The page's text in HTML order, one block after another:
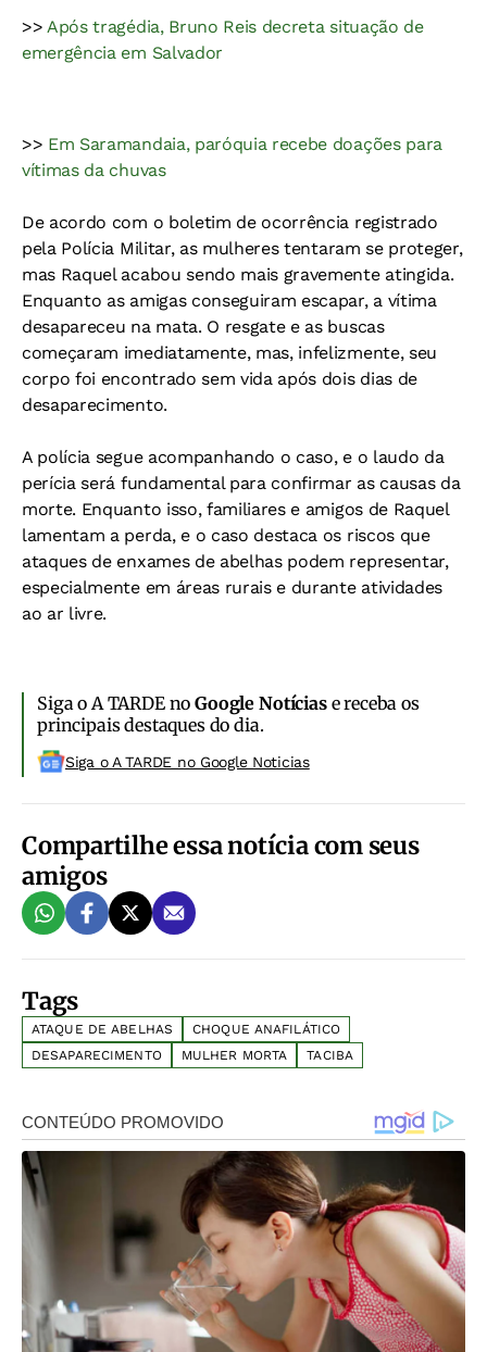
>> Após tragédia, Bruno Reis decreta situação de
emergência em Salvador
>> Em Saramandaia, paróquia recebe doações para
vítimas da chuvas
De acordo com o boletim de ocorrência registrado
pela Polícia Militar, as mulheres tentaram se proteger,
mas Raquel acabou sendo mais gravemente atingida.
Enquanto as amigas conseguiram escapar, a vítima
desapareceu na mata. O resgate e as buscas
começaram imediatamente, mas, infelizmente, seu
corpo foi encontrado sem vida após dois dias de
desaparecimento.
A polícia segue acompanhando o caso, e o laudo da
perícia será fundamental para confirmar as causas da
morte. Enquanto isso, familiares e amigos de Raquel
lamentam a perda, e o caso destaca os riscos que
ataques de enxames de abelhas podem representar,
especialmente em áreas rurais e durante atividades
ao ar livre.
Siga o A TARDE noGoogle Notíciase receba os
principais destaques do dia.
Siga o A TARDE no Google Noticias
Compartilhe essa notícia com seus
amigos
Tags
ATAQUE DE ABELHAS
CHOQUE ANAFILÁTICO
DESAPARECIMENTO
MULHER MORTA TACIBA